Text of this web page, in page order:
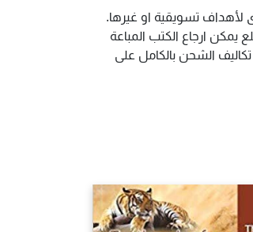
لأهداف تسويقية او غيرها.
ارجاع الكتب المباعة
الشحن بالكامل على